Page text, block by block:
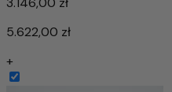
5.622,00 zł
+